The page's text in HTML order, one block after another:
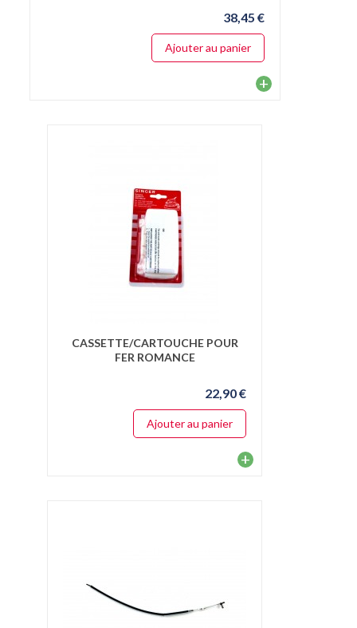
38,45 €
Ajouter au panier
+
CASSETTE/CARTOUCHE POUR
FER ROMANCE
22,90 €
Ajouter au panier
+